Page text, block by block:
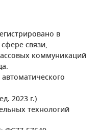
в
связи,
коммуникаций
2023 г.)
технологий